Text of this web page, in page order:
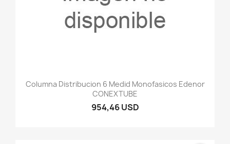
Columna Distribucion 6 Medid Monofasicos Edenor
CONEXTUBE
954,46 USD